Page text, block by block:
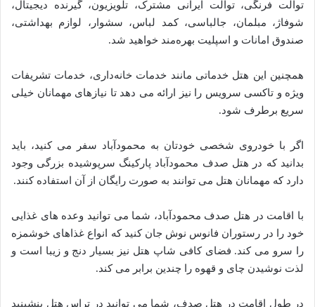
توالت فرنگی، توالت ایرانی مشترک، تلویزیون، گیرنده دیجیتال،
شوفاژ، مبلمان، جالباسی، کمد لباس، سشوار، لوازم بهداشتی،
صندوق امانات و اسپلیت بهره‌مند خواهید شد.
همچنین این هتل خدماتی مانند خدمات خانه‌داری، خدمات تشریفات
ویژه و تاکسی سرویس را نیز ارائه می دهد تا نیازهای مهمانان خیلی
سریع برطرف شود.
اگر با خودروی شخصی خودتان به محمودآباد سفر می کنید، باید
بدانید که در هتل صدف محمودآباد پارکینگ سرپوشیده بزرگی وجود
دارد که مهمانان هتل می توانند به صورت رایگان از آن استفاده کنند.
با اقامت در هتل صدف محمودآباد، شما می توانید وعده های غذایی
خود را در رستوران فانوس نوش جان کنید که انواع غذاهای خوشمزه
را سرو می کند. فضای کافی شاپ هتل نیز بسیار دنج و زیبا است و
لذت نوشیدن چای و قهوه را چندین برابر می کند.
در طول اقامت در هتل صدف، شما می توانید در تراس هتل بنشینید